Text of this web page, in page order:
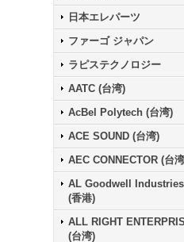
日本エレパーツ
ファーゴ ジャパン
ラピステクノロジー
AATC (台湾)
AcBel Polytech (台湾)
ACE SOUND (台湾)
AEC CONNECTOR (台
AL Goodwell Industries
(香港)
ALL RIGHT
(台湾)